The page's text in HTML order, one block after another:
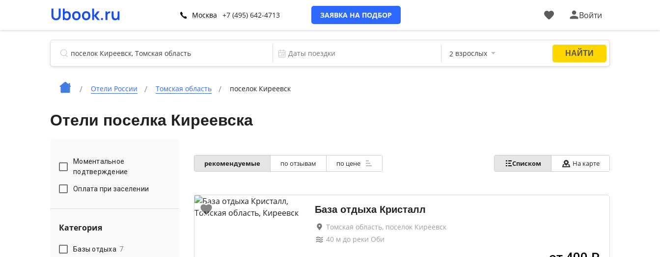
Москва +7 (495) 642-4713 ЗАЯВКА НА ПОДБОР Войти
Отели России Томская область поселок Киреевск
Отели поселка Киреевска
Моментальное
подтверждение
Оплата при заселении
Категория
Базы отдыха 7
рекомендуемые по отзывам по цене Списком На карте
База отдыха Кристалл
Томская область, поселок Киреевск
40м до реки Оби